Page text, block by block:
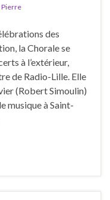
Pierre
des
la Chorale se
à l’extérieur,
de Radio-Lille. Elle
(Robert Simoulin)
musique à Saint-